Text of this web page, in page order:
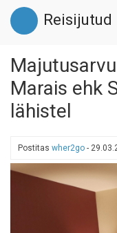
Liigu
edasi
põhisisu
Reisijutud
Marais ehk
lähistel
Postitas wher2go -